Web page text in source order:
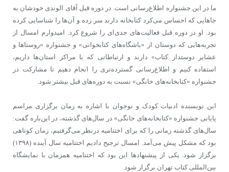
ما در این جشنواره اطلاع‌رسانی است. در دوره قبل آقای الوندی خودشان به
جاهایی که احساس می‌کرد کتابخانه دارند سر زده و آن‌ها را شناسایی کرده
بود. او در دوره قبل فعالیت‌های جدی‌ای را شروع کرد. امیدوارم امسال از
تجربه‌هایی که دوستان از «باشگاه‌های کتابخوانی» و جشنواره «روستاها و
عشایر دوستدار کتاب» دارند و ارتباطاتی که با مراکز استان‌ها داریم،
استفاده کنیم و اطلاع‌رسانی گسترده‌تری را انجام دهیم تا مشارکت در
جشنواره «کتابخانه‌های خانگی» نسبت به دوره‌های قبل بیشتر شود.
این نویسنده ادبیات کودک و نوجوان با اشاره به زمان برگزاری مراسم
پایانی جشنواره «کتابخانه‌های خانگی» در سال‌های گذشته، در این‌باره گفت:
سال‌های گذشته زمانی را که برای اختتامیه درنظر می‌گرفتیم، زمان کوتاهی
بود که مشکل پیش می‌آمد. امسال ترجیح دادیم اختتامیه سال آینده (۱۳۹۸)
برگزار شود. یکی از پیشنهادها این بود ‌که اختتامیه همزمان با نمایشگاه
بین‌المللی کتاب تهران برگزار شود.